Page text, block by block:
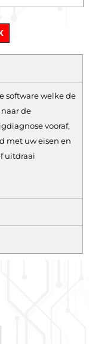
software welke de
de
vooraf,
met uw eisen en
uitdraai